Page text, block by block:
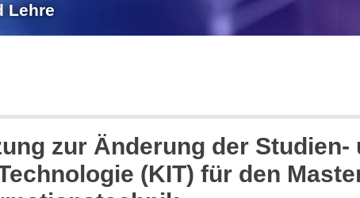
Lehre
zur Änderung der
(KIT) für den